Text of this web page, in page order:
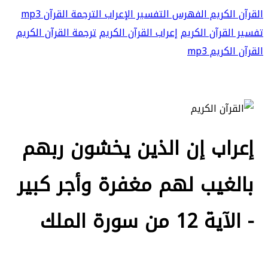
القرآن الكريمالفهرسالتفسيرالإعرابالترجمةالقرآن mp3
تفسير القرآن الكريمإعراب القرآن الكريمترجمة القرآن الكريم
القرآن الكريم mp3
إعراب إن الذين يخشون ربهم
بالغيب لهم مغفرة وأجر كبير
- الآية 12 من سورة الملك